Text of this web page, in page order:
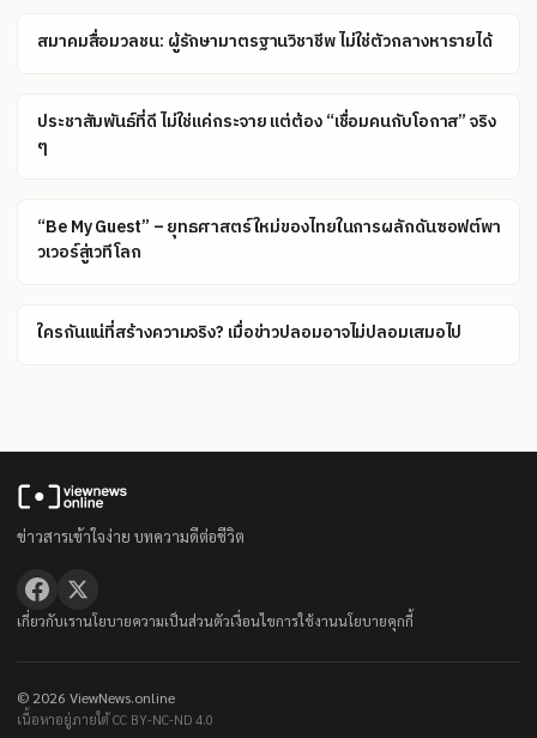
สมาคมสื่อมวลชน: ผู้รักษามาตรฐานวิชาชีพ ไม่ใช่ตัวกลางหารายได้
ประชาสัมพันธ์ที่ดี ไม่ใช่แค่กระจาย แต่ต้อง “เชื่อมคนกับโอกาส” จริง
ๆ
“Be My Guest” – ยุทธศาสตร์ใหม่ของไทยในการผลักดันซอฟต์พา
วเวอร์สู่เวทีโลก
ใครกันแน่ที่สร้างความจริง? เมื่อข่าวปลอมอาจไม่ปลอมเสมอไป
ข่าวสารเข้าใจง่าย บทความดีต่อชีวิต
เกี่ยวกับเรานโยบายความเป็นส่วนตัวเงื่อนไขการใช้งานนโยบายคุกกี้
© 2026 ViewNews.online
เนื้อหาอยู่ภายใต้ CC BY-NC-ND 4.0